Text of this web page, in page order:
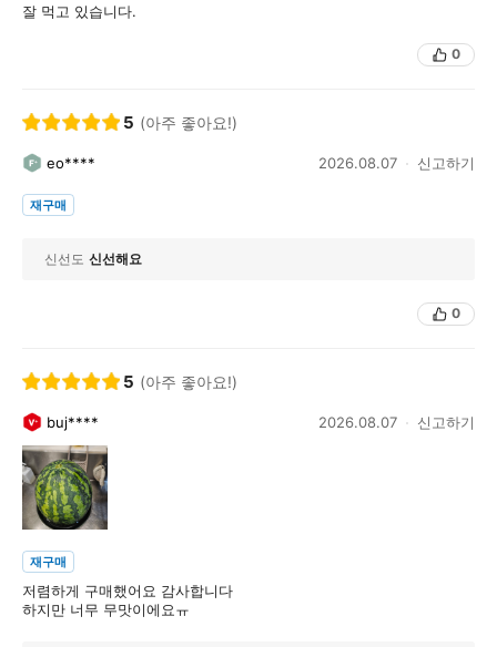
잘 먹고 있습니다.
0
5 (아주 좋아요!)
eo**** 2026.08.07 신고하기
재구매
신선도 신선해요
0
5 (아주 좋아요!)
buj**** 2026.08.07 신고하기
재구매
저렴하게 구매했어요 감사합니다
하지만 너무 무맛이에요ㅠ